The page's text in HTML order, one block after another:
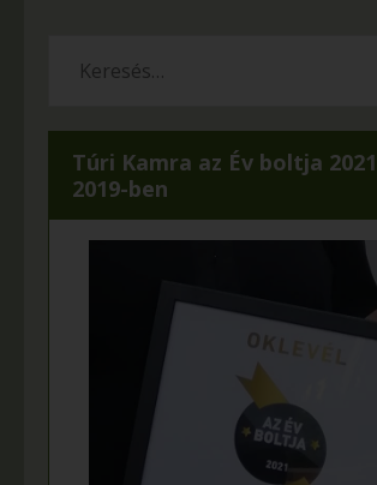
Túri Kamra az Év boltja
2019-ben